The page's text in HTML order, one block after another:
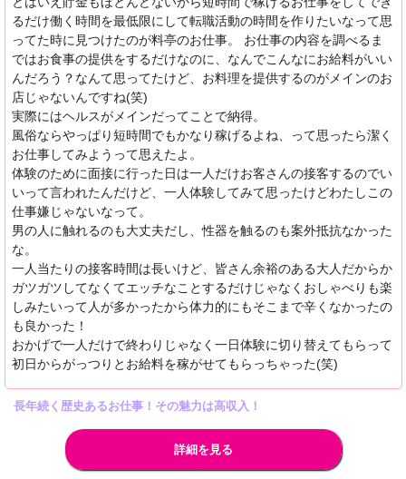
るだけ働く時間を最低限にして転職活動の時間を作りたいなって思
ってた時に見つけたのが料亭のお仕事。 お仕事の内容を調べるま
ではお食事の提供をするだけなのに、なんでこんなにお給料がいい
んだろう？なんて思ってたけど、お料理を提供するのがメインのお
店じゃないんですね(笑)
実際にはヘルスがメインだってことで納得。
風俗ならやっぱり短時間でもかなり稼げるよね、って思ったら潔く
お仕事してみようって思えたよ。
体験のために面接に行った日は一人だけお客さんの接客するのでい
いって言われたんだけど、一人体験してみて思ったけどわたしこの
仕事嫌じゃないなって。
男の人に触れるのも大丈夫だし、性器を触るのも案外抵抗なかった
な。
一人当たりの接客時間は長いけど、皆さん余裕のある大人だからか
ガツガツしてなくてエッチなことするだけじゃなくおしゃべりも楽
しみたいって人が多かったから体力的にもそこまで辛くなかったの
も良かった！
おかげで一人だけで終わりじゃなく一日体験に切り替えてもらって
初日からがっつりとお給料を稼がせてもらっちゃった(笑)
長年続く歴史あるお仕事！その魅力は高収入！
詳細を見る